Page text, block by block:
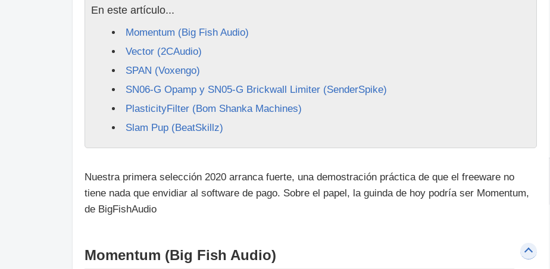
En este artículo...
Momentum (Big Fish Audio)
Vector (2CAudio)
SPAN (Voxengo)
SN06-G Opamp y SN05-G Brickwall Limiter (SenderSpike)
PlasticityFilter (Bom Shanka Machines)
Slam Pup (BeatSkillz)
Nuestra primera selección 2020 arranca fuerte, una demostración práctica de que el freeware no
tiene nada que envidiar al software de pago. Sobre el papel, la guinda de hoy podría ser Momentum,
de BigFishAudio
Momentum (Big Fish Audio)